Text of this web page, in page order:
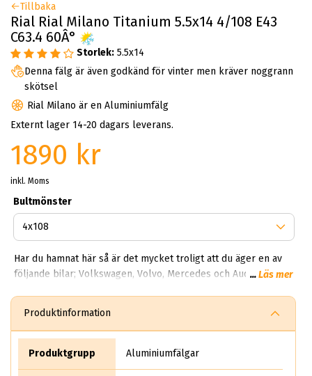
Tillbaka
Rial Rial Milano Titanium 5.5x14 4/108 E43
C63.4 60Â°
Storlek: 5.5x14
Denna fälg är även godkänd för vinter men kräver noggrann
skötsel
Rial Milano är en Aluminiumfälg
Externt lager 14-20 dagars leverans.
1890 kr
inkl. Moms
Bultmönster
Har du hamnat här så är det mycket troligt att du äger en av
följande bilar; Volkswagen, Volvo, Mercedes och Audi? Det
Kodiak, Torino, Norrano och Arktis. Fälgarna tillverkas i
storlekarna 16 - 20 tum och finns i olika färger och bredder.
Kör du exempelvis en Tesla så har vi passande modeller till
...Läs mer
Produktinformation
Produktgrupp Aluminiumfälgar